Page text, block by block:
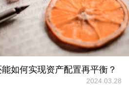
如何实现资产配置再平衡？
2024.03.28